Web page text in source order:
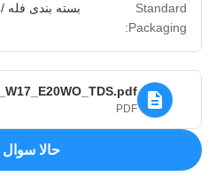
Standard
Packaging:
بسته بندی فله
PDF
حالا سوال